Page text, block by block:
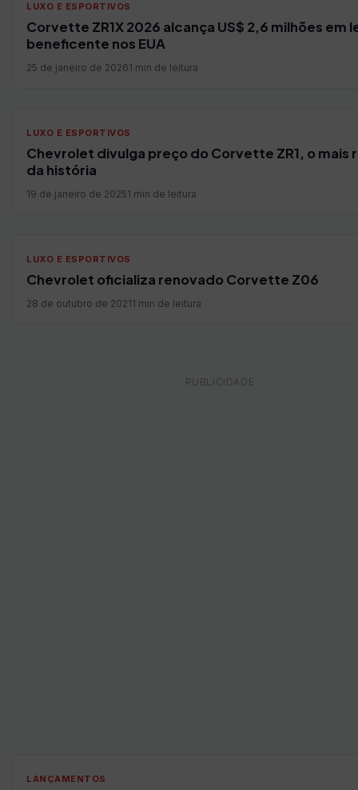
LUXO E ESPORTIVOS
Corvette ZR1X 2026 alcança US$ 2,6 milhões em
beneficente nos EUA
25 de janeiro de 20261 min de leitura
LUXO E ESPORTIVOS
Chevrolet divulga preço do Corvette ZR1, o mais
da história
19 de janeiro de 20251 min de leitura
LUXO E ESPORTIVOS
Chevrolet oficializa renovado Corvette Z06
28 de outubro de 20211 min de leitura
LANÇAMENTOS